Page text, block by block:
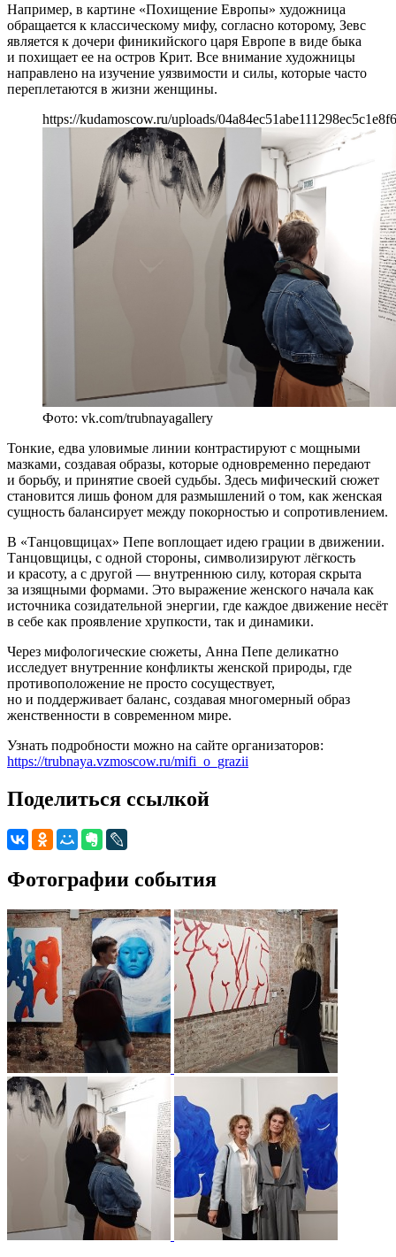
Например, в картине «Похищение Европы» художница
обращается к классическому мифу, согласно которому, Зевс
является к дочери финикийского царя Европе в виде быка
и похищает ее на остров Крит. Все внимание художницы
направлено на изучение уязвимости и силы, которые часто
переплетаются в жизни женщины.
https://kudamoscow.ru/uploads/
Фото: vk.com/trubnayagallery
Тонкие, едва уловимые линии контрастируют с мощными
мазками, создавая образы, которые одновременно передают
и борьбу, и принятие своей судьбы. Здесь мифический сюжет
становится лишь фоном для размышлений о том, как женская
сущность балансирует между покорностью и сопротивлением.
В «Танцовщицах» Пепе воплощает идею грации в движении.
Танцовщицы, с одной стороны, символизируют лёгкость
и красоту, а с другой — внутреннюю силу, которая скрыта
за изящными формами. Это выражение женского начала как
источника созидательной энергии, где каждое движение несёт
в себе как проявление хрупкости, так и динамики.
Через мифологические сюжеты, Анна Пепе деликатно
исследует внутренние конфликты женской природы, где
противоположение не просто сосуществует,
но и поддерживает баланс, создавая многомерный образ
женственности в современном мире.
Узнать подробности можно на сайте организаторов:
https://trubnaya.vzmoscow.ru/mifi_o_grazii
Поделиться ссылкой
Фотографии события